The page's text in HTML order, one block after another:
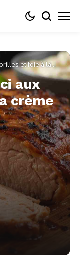
et foie à la
aux
crème